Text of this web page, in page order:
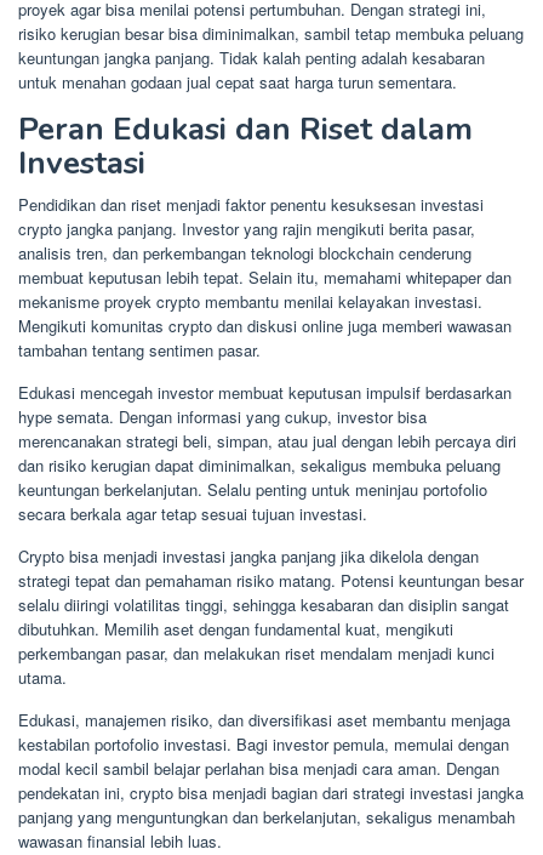
proyek agar bisa menilai potensi pertumbuhan. Dengan strategi ini,
risiko kerugian besar bisa diminimalkan, sambil tetap membuka peluang
keuntungan jangka panjang. Tidak kalah penting adalah kesabaran
untuk menahan godaan jual cepat saat harga turun sementara.
Peran Edukasi dan Riset dalam
Investasi
Pendidikan dan riset menjadi faktor penentu kesuksesan investasi
crypto jangka panjang. Investor yang rajin mengikuti berita pasar,
analisis tren, dan perkembangan teknologi blockchain cenderung
membuat keputusan lebih tepat. Selain itu, memahami whitepaper dan
mekanisme proyek crypto membantu menilai kelayakan investasi.
Mengikuti komunitas crypto dan diskusi online juga memberi wawasan
tambahan tentang sentimen pasar.
Edukasi mencegah investor membuat keputusan impulsif berdasarkan
hype semata. Dengan informasi yang cukup, investor bisa
merencanakan strategi beli, simpan, atau jual dengan lebih percaya diri
dan risiko kerugian dapat diminimalkan, sekaligus membuka peluang
keuntungan berkelanjutan. Selalu penting untuk meninjau portofolio
secara berkala agar tetap sesuai tujuan investasi.
Crypto bisa menjadi investasi jangka panjang jika dikelola dengan
strategi tepat dan pemahaman risiko matang. Potensi keuntungan besar
selalu diiringi volatilitas tinggi, sehingga kesabaran dan disiplin sangat
dibutuhkan. Memilih aset dengan fundamental kuat, mengikuti
perkembangan pasar, dan melakukan riset mendalam menjadi kunci
utama.
Edukasi, manajemen risiko, dan diversifikasi aset membantu menjaga
kestabilan portofolio investasi. Bagi investor pemula, memulai dengan
modal kecil sambil belajar perlahan bisa menjadi cara aman. Dengan
pendekatan ini, crypto bisa menjadi bagian dari strategi investasi jangka
panjang yang menguntungkan dan berkelanjutan, sekaligus menambah
wawasan finansial lebih luas.